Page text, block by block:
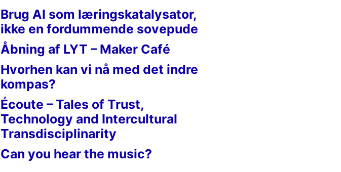
Brug AI som læringskatalysator,
ikke en fordummende sovepude
Åbning af LYT – Maker Café
Hvorhen kan vi nå med det indre
kompas?
Écoute – Tales of Trust,
Technology and Intercultural
Transdisciplinarity
Can you hear the music?